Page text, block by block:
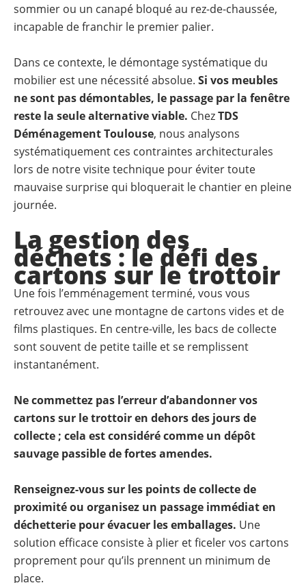
sommier ou un canapé bloqué au rez-de-chaussée,
incapable de franchir le premier palier.
Dans ce contexte, le démontage systématique du
mobilier est une nécessité absolue. Si vos meubles
ne sont pas démontables, le passage par la fenêtre
reste la seule alternative viable. ChezTDS
Déménagement Toulouse, nous analysons
systématiquement ces contraintes architecturales
lors de notre visite technique pour éviter toute
mauvaise surprise qui bloquerait le chantier en pleine
journée.
La gestion des
déchets : le défi des
cartons sur le trottoir
Une fois l’emménagement terminé, vous vous
retrouvez avec une montagne de cartons vides et de
films plastiques. En centre-ville, les bacs de collecte
sont souvent de petite taille et se remplissent
instantanément.
Ne commettez pas l’erreur d’abandonner vos
cartons sur le trottoir en dehors des jours de
collecte ; cela est considéré comme un dépôt
sauvage passible de fortes amendes.
Renseignez-vous sur les points de collecte de
proximité ou organisez un passage immédiat en
déchetterie pour évacuer les emballages. Une
solution efficace consiste à plier et ficeler vos cartons
proprement pour qu’ils prennent un minimum de
place.